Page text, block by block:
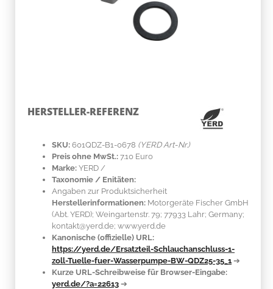
HERSTELLER-REFERENZ
SKU: 601QDZ-B1-0678 (YERD Art-Nr.)
Preis ohne MwSt.: 7.10 Euro
Marke: YERD /
Taxonomie / Enitäten:
Angaben zur Produktsicherheit
Herstellerinformationen: Motorgeräte Fischer GmbH
(Abt. YERD); Weingartenstr. 79; 77933 Lahr; Germany;
kontakt@yerd.de; www.yerd.de
Kanonische (offizielle) URL:
https://yerd.de/Ersatzteil-Schlauchanschluss-1-
zoll-Tuelle-fuer-Wasserpumpe-BW-QDZ25-35_1 ➔
Kurze URL-Schreibweise für Browser-Eingabe:
yerd.de/?a=22613 ➔